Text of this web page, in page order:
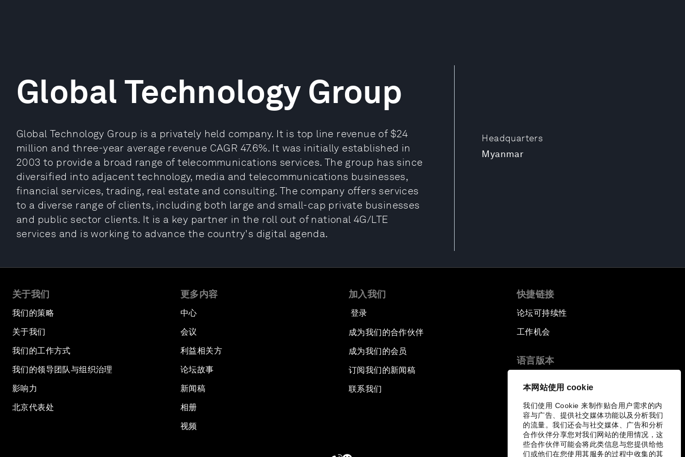
本网站使用 cookie
我们使用 Cookie 来制作贴合用户需求的内
容与广告、提供社交媒体功能以及分析我们
的流量。我们还会与社交媒体、广告和分析
合作伙伴分享您对我们网站的使用情况，这
些合作伙伴可能会将此类信息与您提供给他
们或他们在您使用其服务的过程中收集的其
Headquarters
Myanmar
Global Technology Group
Global Technology Group is a privately held company. It is top line revenue of $24
million and three-year average revenue CAGR 47.6%. It was initially established in
2003 to provide a broad range of telecommunications services. The group has since
diversified into adjacent technology, media and telecommunications businesses,
financial services, trading, real estate and consulting. The company offers services
to a diverse range of clients, including both large and small-cap private businesses
and public sector clients. It is a key partner in the roll out of national 4G/LTE
services and is working to advance the country's digital agenda.
关于我们
我们的策略
关于我们
我们的工作方式
我们的领导团队与组织治理
影响力
北京代表处
更多内容
中心
会议
利益相关方
论坛故事
新闻稿
相册
视频
加入我们
登录
成为我们的合作伙伴
成为我们的会员
订阅我们的新闻稿
联系我们
快捷链接
论坛可持续性
工作机会
语言版本